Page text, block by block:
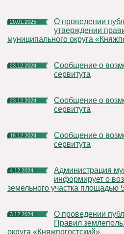
20.01.2025
О проведении публичных слушаний по проекту решения «Об
утверждении
муниципального округа
23.12.2024
Сообщение о возможном установлении публичного
сервитута
23.12.2024
Сообщение о возможном установлении публичного
сервитута
18.12.2024
Сообщение о возможном установлении публичного
сервитута
4.12.2024
Администрация муниципального округа «Княжпогостский»
информирует о
земельного участка площадью
3.12.2024
О проведении публичных слушаний по вопросу утверждения
Правил
округа «Княжпогостский»